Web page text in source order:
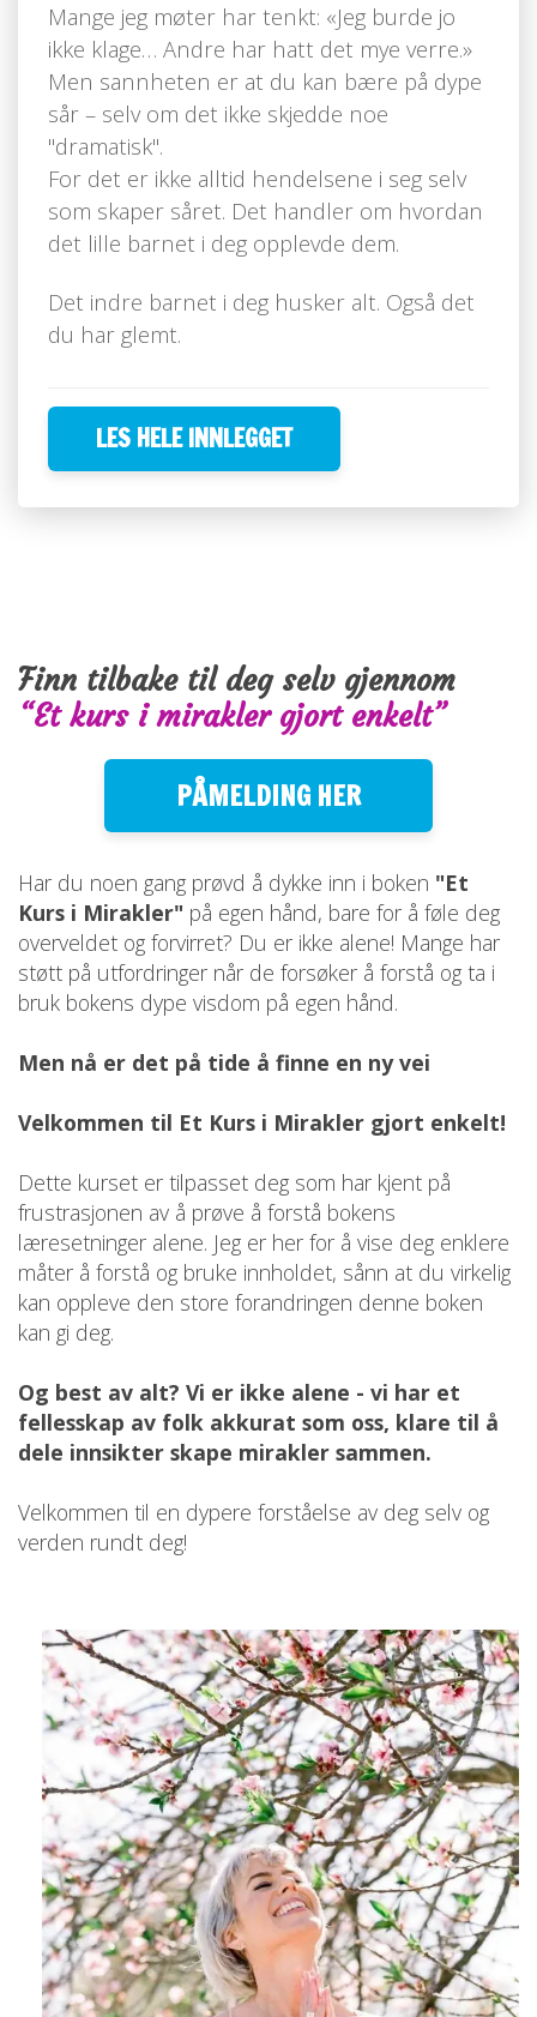
Mange jeg møter har tenkt: «Jeg burde jo
ikke klage… Andre har hatt det mye verre.»
Men sannheten er at du kan bære på dype
sår – selv om det ikke skjedde noe
"dramatisk".
For det er ikke alltid hendelsene i seg selv
som skaper såret. Det handler om hvordan
det lille barnet i deg opplevde dem.
Det indre barnet i deg husker alt. Også det
du har glemt.
LES HELE INNLEGGET
Finn tilbake til deg selv gjennom
“Et kurs i mirakler gjort enkelt”
PÅMELDING HER
Har du noen gang prøvd å dykke inn i boken "Et
Kurs i Mirakler" på egen hånd, bare for å føle deg
overveldet og forvirret? Du er ikke alene! Mange har
støtt på utfordringer når de forsøker å forstå og ta i
bruk bokens dype visdom på egen hånd.
Men nå er det på tide å finne en ny vei
Velkommen til Et Kurs i Mirakler gjort enkelt!
Dette kurset er tilpasset deg som har kjent på
frustrasjonen av å prøve å forstå bokens
læresetninger alene. Jeg er her for å vise deg enklere
måter å forstå og bruke innholdet, sånn at du virkelig
kan oppleve den store forandringen denne boken
kan gi deg.
Og best av alt? Vi er ikke alene - vi har et
fellesskap av folk akkurat som oss, klare til å
dele innsikter skape mirakler sammen.
Velkommen til en dypere forståelse av deg selv og
verden rundt deg!